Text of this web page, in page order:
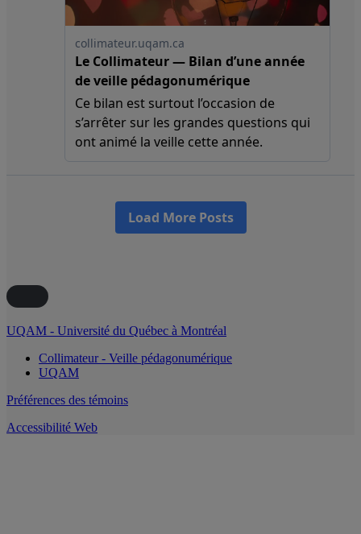
UQAM - Université du Québec à Montréal
Collimateur - Veille pédagonumérique
UQAM
Préférences des témoins
Accessibilité Web